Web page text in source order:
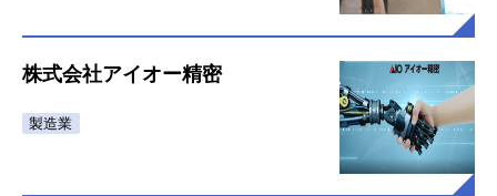
株式会社アイオー精密
製造業